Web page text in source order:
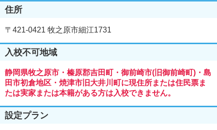
住所
〒421-0421 牧之原市細江1731
入校不可地域
静岡県牧之原市・榛原郡吉田町・御前崎市(旧御前崎町)・島
田市初倉地区・焼津市旧大井川町に現住所または住民票ま
たは実家または本籍がある方は入校できません。
設定プラン